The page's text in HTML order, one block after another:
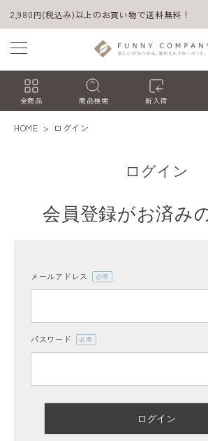
2,980円(税込み)以上のお買い物で送料無料！
全商品 商品検索 新入荷
HOME ログイン
ログイン
会員登録がお済み
メールアドレス
(必
パスワード
(必
ログイン